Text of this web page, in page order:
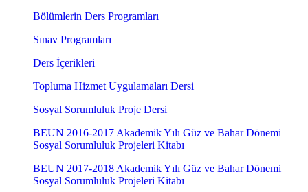
Bölümlerin Ders Programları
Sınav Programları
Ders İçerikleri
Topluma Hizmet Uygulamaları Dersi
Sosyal Sorumluluk Proje Dersi
BEUN 2016-2017 Akademik Yılı Güz ve Bahar Dönemi
Sosyal Sorumluluk Projeleri Kitabı
BEUN 2017-2018 Akademik Yılı Güz ve Bahar Dönemi
Sosyal Sorumluluk Projeleri Kitabı